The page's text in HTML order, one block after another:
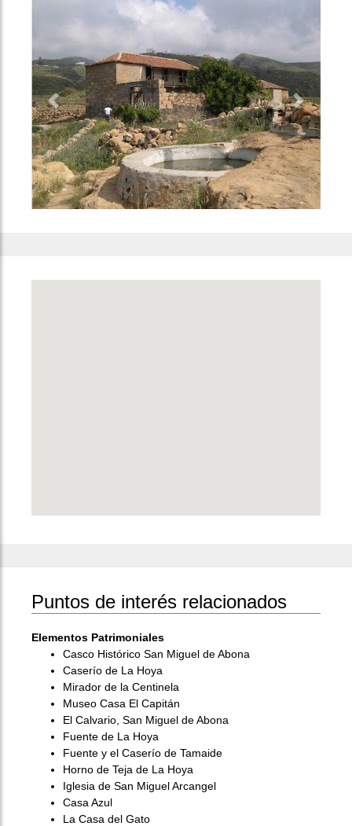
Previous Next
Puntos de interés relacionados
Elementos Patrimoniales
Casco Histórico San Miguel de Abona
Caserío de La Hoya
Mirador de la Centinela
Museo Casa El Capitán
El Calvario, San Miguel de Abona
Fuente de La Hoya
Fuente y el Caserío de Tamaide
Horno de Teja de La Hoya
Iglesia de San Miguel Arcangel
Casa Azul
La Casa del Gato